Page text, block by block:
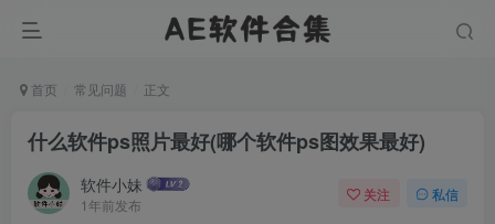
首页 常见问题 正文
什么软件ps照片最好(哪个软件ps图效果最好)
软件小妹
1年前发布
关注 私信